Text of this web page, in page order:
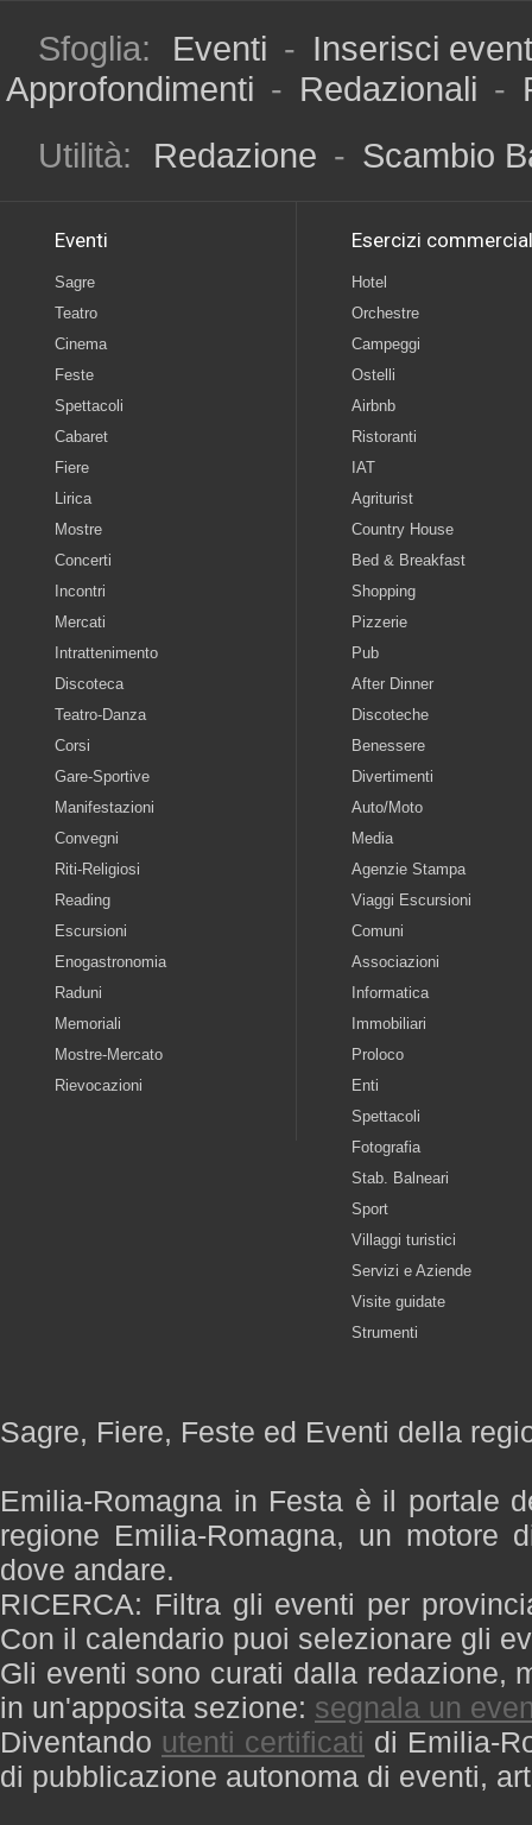
Sfoglia: Eventi - Inserisci
Approfondimenti - Redazionali -
Utilità:
Redazione - Scambio
Eventi
Sagre
Teatro
Cinema
Feste
Spettacoli
Cabaret
Fiere
Lirica
Mostre
Concerti
Incontri
Mercati
Intrattenimento
Discoteca
Teatro-Danza
Corsi
Gare-Sportive
Manifestazioni
Convegni
Riti-Religiosi
Reading
Escursioni
Enogastronomia
Raduni
Memoriali
Mostre-Mercato
Rievocazioni
Esercizi
Hotel
Orchestre
Campeggi
Ostelli
Airbnb
Ristoranti
IAT
Agriturist
Country House
Bed & Breakfast
Shopping
Pizzerie
Pub
After Dinner
Discoteche
Benessere
Divertimenti
Auto/Moto
Media
Agenzie Stampa
Viaggi Escursioni
Comuni
Associazioni
Informatica
Immobiliari
Proloco
Enti
Spettacoli
Fotografia
Stab. Balneari
Sport
Villaggi turistici
Servizi e Aziende
Visite guidate
Strumenti
Sagre, Fiere, Feste ed Eventi della
Emilia-Romagna in Festa è il portale
regione Emilia-Romagna, un motore
dove andare.
RICERCA: Filtra gli eventi per
Con il calendario puoi selezionare gli
Gli eventi sono curati dalla redazione,
in un'apposita sezione: segnala un
Diventando utenti certificati di Emilia-
di pubblicazione autonoma di eventi,